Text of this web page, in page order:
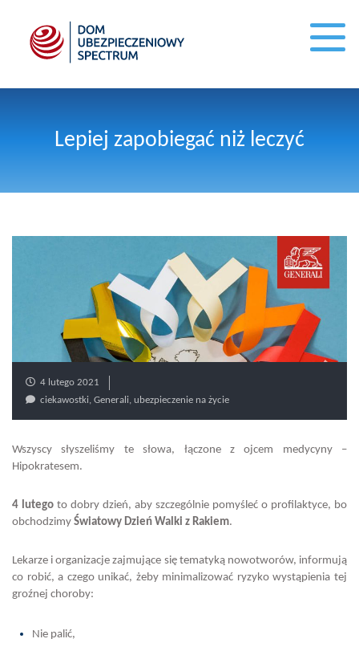
Lepiej zapobiegać niż leczyć
4 lutego 2021
ciekawostki, Generali, ubezpieczenie na życie
Wszyscy słyszeliśmy te słowa, łączone z ojcem medycyny –
Hipokratesem.
4 lutego to dobry dzień, aby szczególnie pomyśleć o profilaktyce, bo
obchodzimy Światowy Dzień Walki z Rakiem.
Lekarze i organizacje zajmujące się tematyką nowotworów, informują
co robić, a czego unikać, żeby minimalizować ryzyko wystąpienia tej
groźnej choroby:
Nie palić,